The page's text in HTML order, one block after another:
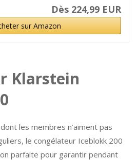
Dès 224,99 EUR
sur Amazon
Klarstein
les membres n’aiment pas
le congélateur Iceblokk 200
parfaite pour garantir pendant